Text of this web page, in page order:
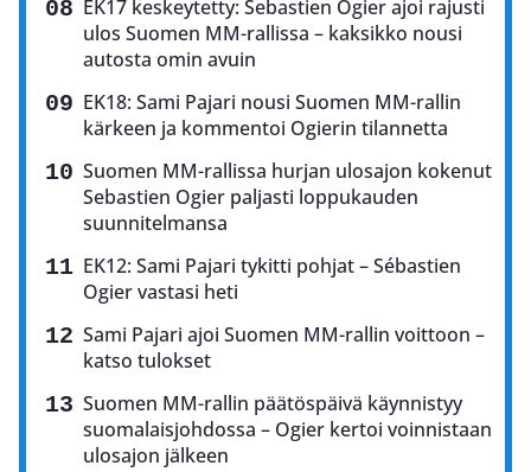
EK17 keskeytetty: Sebastien Ogier ajoi rajusti
ulos Suomen MM-rallissa – kaksikko nousi
autosta omin avuin
EK18: Sami Pajari nousi Suomen MM-rallin
kärkeen ja kommentoi Ogierin tilannetta
Suomen MM-rallissa hurjan ulosajon kokenut
Sebastien Ogier paljasti loppukauden
suunnitelmansa
EK12: Sami Pajari tykitti pohjat – Sébastien
Ogier vastasi heti
Sami Pajari ajoi Suomen MM-rallin voittoon –
katso tulokset
Suomen MM-rallin päätöspäivä käynnistyy
suomalaisjohdossa – Ogier kertoi voinnistaan
ulosajon jälkeen